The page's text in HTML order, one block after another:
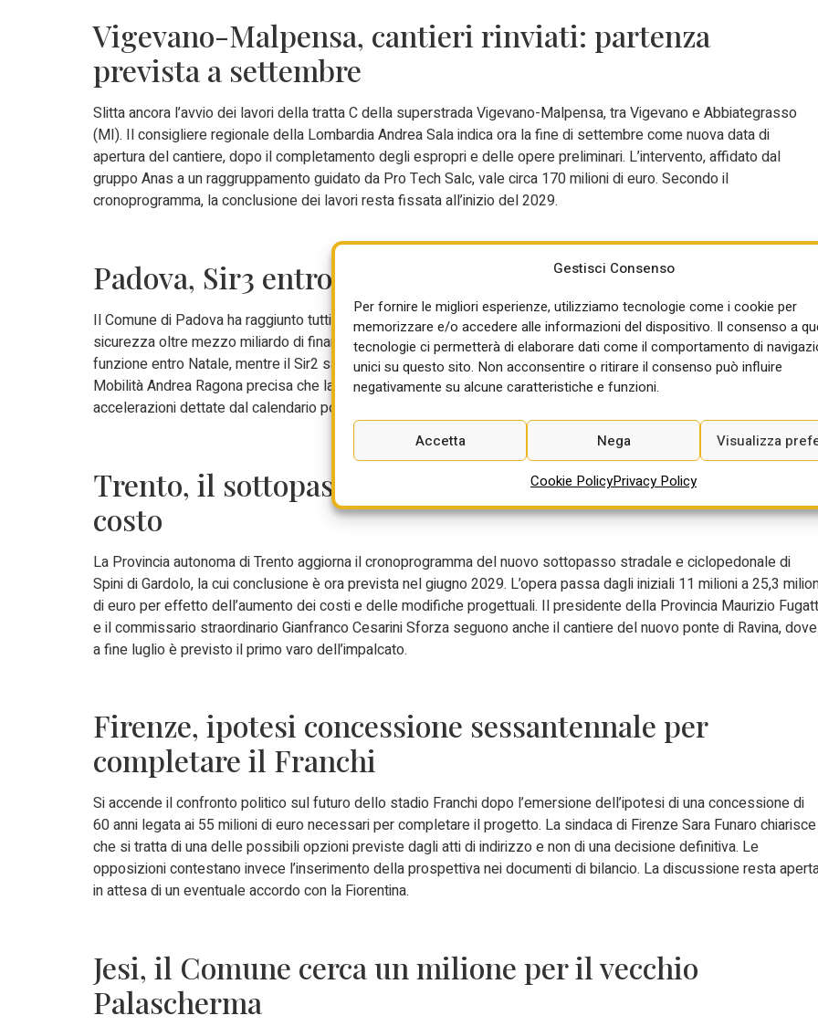
Gestisci Consenso
Per fornire le migliori esperienze, utilizziamo tecnologie come i cookie per
memorizzare e/o accedere alle informazioni del dispositivo. Il consenso a
tecnologie ci permetterà di elaborare dati come il comportamento di
unici su questo sito. Non acconsentire o ritirare il consenso può influire
negativamente su alcune caratteristiche e funzioni.
Accetta Nega Visualizza
Cookie PolicyPrivacy Policy
Vigevano-Malpensa, cantieri rinviati: partenza
prevista a settembre
Slitta ancora l’avvio dei lavori della tratta C della superstrada Vigevano-Malpensa, tra Vigevano e Abbiategrasso
(MI). Il consigliere regionale della Lombardia Andrea Sala indica ora la fine di settembre come nuova data di
apertura del cantiere, dopo il completamento degli espropri e delle opere preliminari. L’intervento, affidato dal
gruppo Anas a un raggruppamento guidato da Pro Tech Salc, vale circa 170 milioni di euro. Secondo il
cronoprogramma, la conclusione dei lavori resta fissata all’inizio del 2029.
Padova, Sir3 entro Natale mentre il Sir2 slitta al 2027
Il Comune di Padova ha raggiunto tutti i target Pnrr previsti per le nuove linee tranviarie Sir2 e Sir3, mettendo in
sicurezza oltre mezzo miliardo di finanziamenti. Il sindaco Sergio Giordani annuncia che il Sir3 potrebbe entrare in
funzione entro Natale, mentre il Sir2 sarà completato dopo le prossime elezioni. L’assessore comunale alla
Mobilità Andrea Ragona precisa che la priorità resta realizzare un’opera destinata a durare nel tempo, senza
accelerazioni dettate dal calendario politico. Per il Sir2 l’entrata in esercizio è prevista per fasi nel 2027.
Trento, il sottopasso di Spini slitta al 2029 e cresce il
costo
La Provincia autonoma di Trento aggiorna il cronoprogramma del nuovo sottopasso stradale e ciclopedonale di
Spini di Gardolo, la cui conclusione è ora prevista nel giugno 2029. L’opera passa dagli iniziali 11 milioni a 25,3
di euro per effetto dell’aumento dei costi e delle modifiche progettuali. Il presidente della Provincia Maurizio
e il commissario straordinario Gianfranco Cesarini Sforza seguono anche il cantiere del nuovo ponte di Ravina, dove
a fine luglio è previsto il primo varo dell’impalcato.
Firenze, ipotesi concessione sessantennale per
completare il Franchi
Si accende il confronto politico sul futuro dello stadio Franchi dopo l’emersione dell’ipotesi di una concessione di
60 anni legata ai 55 milioni di euro necessari per completare il progetto. La sindaca di Firenze Sara Funaro chiarisce
che si tratta di una delle possibili opzioni previste dagli atti di indirizzo e non di una decisione definitiva. Le
opposizioni contestano invece l’inserimento della prospettiva nei documenti di bilancio. La discussione resta
in attesa di un eventuale accordo con la Fiorentina.
Jesi, il Comune cerca un milione per il vecchio
Palascherma